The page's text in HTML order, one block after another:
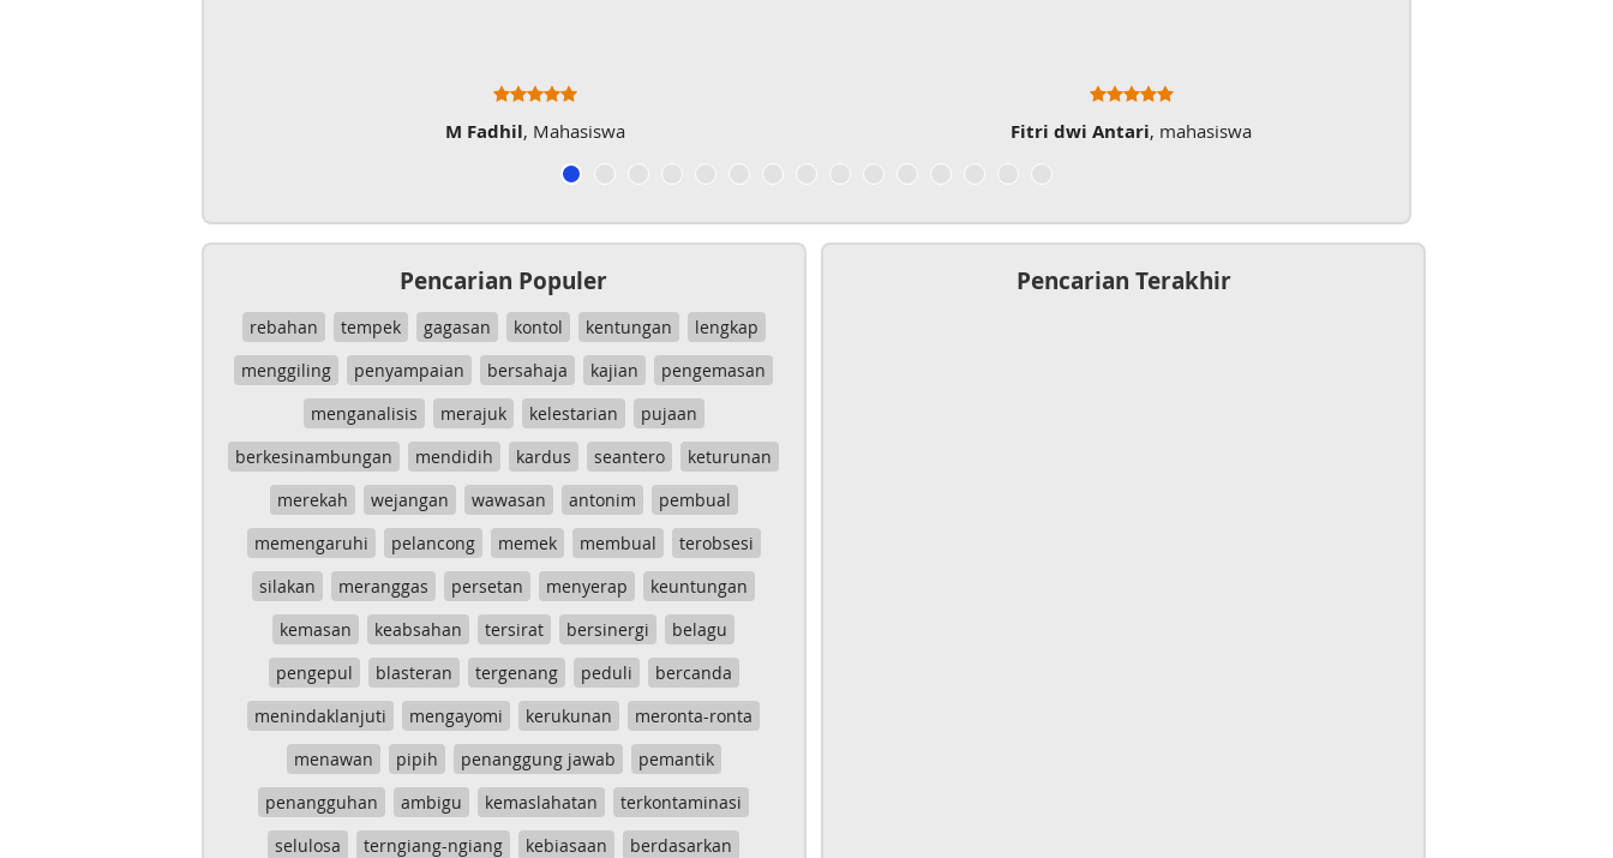
Pencarian Populer
rebahan tempek gagasan kontol kentungan
lengkap
menggiling
penyampaian bersahaja kajian
pengemasan
menganalisis
merajuk kelestarian
pujaan
berkesinambungan
mendidih kardus seantero
keturunan
merekah
wejangan wawasan antonim
pembual
memengaruhi
pelancong memek membual
terobsesi
silakan
meranggas persetan menyerap
keuntungan
kemasan
keabsahan tersirat bersinergi
belagu
pengepul
blasteran tergenang peduli
bercanda
menindaklanjuti
mengayomi kerukunan
meronta-ronta
menawan
pipih penanggung jawab
pemantik
penangguhan
ambigu kemaslahatan
terkontaminasi
selulosa
terngiang-ngiang kebiasaan
berdasarkan
Pencarian Terakhir